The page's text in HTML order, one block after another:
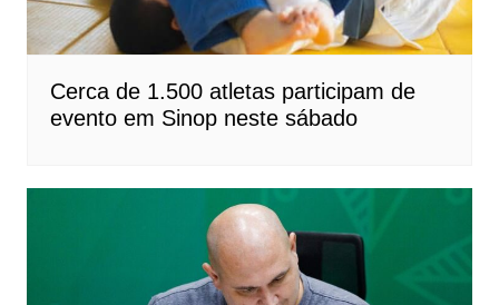
Cerca de 1.500 atletas participam de
evento em Sinop neste sábado